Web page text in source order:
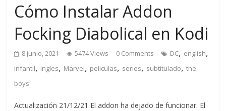
Cómo Instalar Addon
Focking Diabolical en Kodi
8 junio, 2021 5474 Views 0 Comments DC, english,
infantil, ingles, Marvel, peliculas, series, subtitulado,the
boys
Actualización 21/12/21 El addon ha dejado de funcionar. El